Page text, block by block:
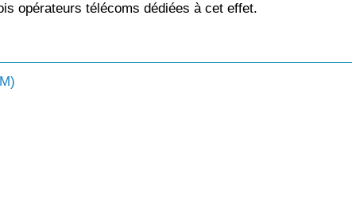
opérateurs télécoms dédiées à cet effet.